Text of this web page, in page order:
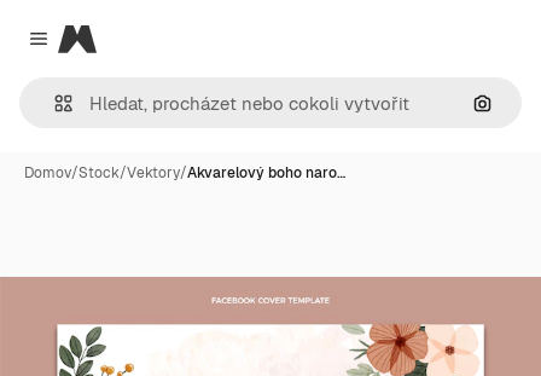
Close menu
Magnific
Hledat
Domov/Stock/Vektory/Akvarelový boho naro…